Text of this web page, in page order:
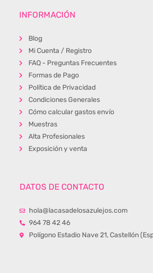
INFORMACIÓN
Blog
Mi Cuenta / Registro
FAQ - Preguntas Frecuentes
Formas de Pago
Política de Privacidad
Condiciones Generales
Cómo calcular gastos envío
Muestras
Alta Profesionales
Exposición y venta
DATOS DE CONTACTO
hola@lacasadelosazulejos.com
964 78 42 46
Polígono Estadio Nave 21, Castellón